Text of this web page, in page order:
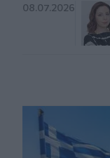
08.07.2026